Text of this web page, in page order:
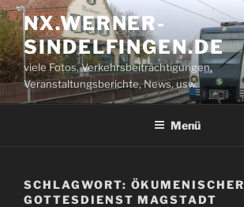
Zum
Inhalt
springen
NX.WERNER-
SINDELFINGEN.DE
viele Fotos, Verkehrsbeiträchtigungen,
Veranstaltungsberichte, News, usw.
Menü
SCHLAGWORT: ÖKUMENISCHER
GOTTESDIENST MAGSTADT